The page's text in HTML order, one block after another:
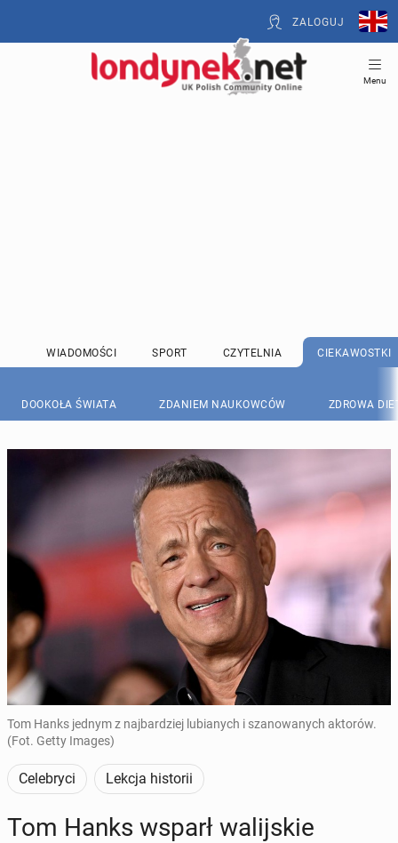
ZALOGUJ
Menu
WIADOMOŚCI SPORT CZYTELNIA CIEKAWOSTKI
DOOKOŁA ŚWIATA ZDANIEM NAUKOWCÓW ZDROWA
Tom Hanks jednym z najbardziej lubianych i szanowanych aktorów.
(Fot. Getty Images)
Celebryci Lekcja historii
Tom Hanks wsparł wa­lij­skie